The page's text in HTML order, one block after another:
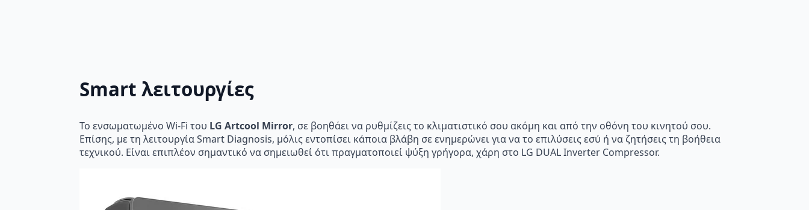
Smart λειτουργίες
Το ενσωματωμένο Wi-Fi του LG Artcool Mirror, σε βοηθάει να ρυθμίζεις το κλιματιστικό σου ακόμη και από την οθόνη του κινητού σου.
Επίσης, με τη λειτουργία Smart Diagnosis, μόλις εντοπίσει κάποια βλάβη σε ενημερώνει για να το επιλύσεις εσύ ή να ζητήσεις τη βοήθεια
τεχνικού. Είναι επιπλέον σημαντικό να σημειωθεί ότι πραγματοποιεί ψύξη γρήγορα, χάρη στο LG DUAL Inverter Compressor.